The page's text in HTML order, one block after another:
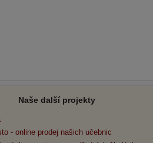
Naše další projekty
- online prodej našich učebnic